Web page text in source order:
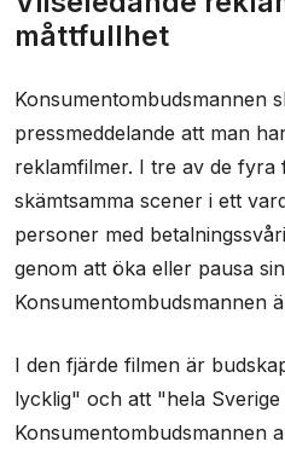
måttfullhet
Konsumentombudsmannen
pressmeddelande att man
reklamfilmer. I tre av de fyra
skämtsamma scener i ett
personer med
genom att öka eller pausa
Konsumentombudsmannen
I den fjärde filmen är
lycklig" och att "hela
Konsumentombudsmannen